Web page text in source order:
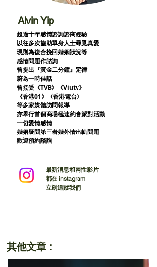
Alvin Yip
超過十年感情諮詢諮商經驗
以往多次協助單身人士尋覓真愛
現則為復合挽回婚姻狀況等
感情問題作諮詢
曾提出『黃金二分鐘』定律
蔚為一時佳話
曾接受《TVB》《Viutv》
《香港01》
《香港電台》
等多家媒體訪問報導
亦舉行首個商場極速約會派對活動
一切愛情感情
婚姻疑問第三者婚外情出軌問題
歡迎預約諮詢
最新消息和兩性影片
都在 instagram
立刻追蹤我們
其他文章 :